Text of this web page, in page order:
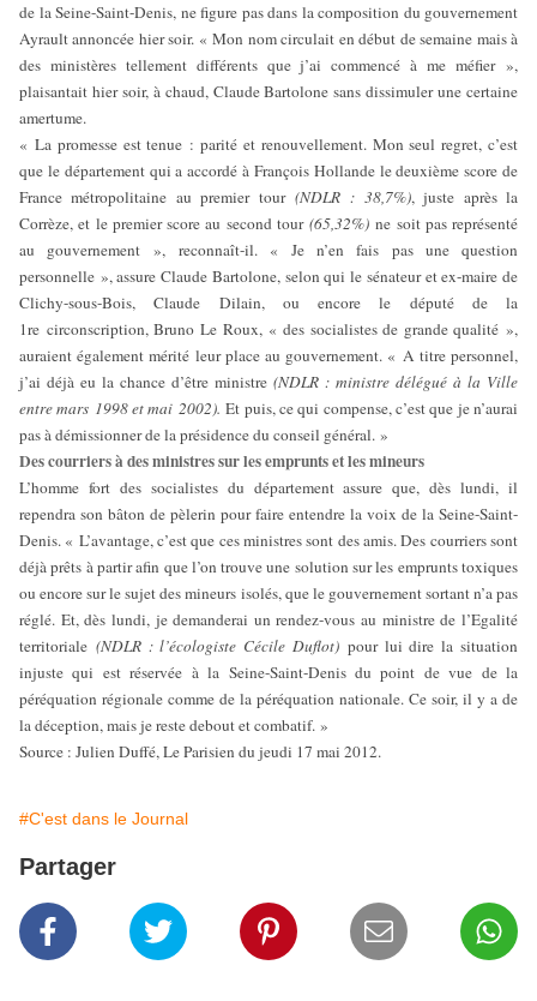
de la Seine-Saint-Denis, ne figure pas dans la composition du gouvernement
Ayrault annoncée hier soir. « Mon nom circulait en début de semaine mais à
des ministères tellement différents que j’ai commencé à me méfier »,
plaisantait hier soir, à chaud, Claude Bartolone sans dissimuler une certaine
amertume.
« La promesse est tenue : parité et renouvellement. Mon seul regret, c’est
que le département qui a accordé à François Hollande le deuxième score de
France métropolitaine au premier tour (NDLR : 38,7%), juste après la
Corrèze, et le premier score au second tour (65,32%) ne soit pas représenté
au gouvernement », reconnaît-il. « Je n’en fais pas une question
personnelle », assure Claude Bartolone, selon qui le sénateur et ex-maire de
Clichy-sous-Bois, Claude Dilain, ou encore le député de la
1re circonscription, Bruno Le Roux, « des socialistes de grande qualité »,
auraient également mérité leur place au gouvernement. « A titre personnel,
j’ai déjà eu la chance d’être ministre (NDLR : ministre délégué à la Ville
entre mars 1998 et mai 2002). Et puis, ce qui compense, c’est que je n’aurai
pas à démissionner de la présidence du conseil général. »
Des courriers à des ministres sur les emprunts et les mineurs
L’homme fort des socialistes du département assure que, dès lundi, il
rependra son bâton de pèlerin pour faire entendre la voix de la Seine-Saint-
Denis. « L’avantage, c’est que ces ministres sont des amis. Des courriers sont
déjà prêts à partir afin que l’on trouve une solution sur les emprunts toxiques
ou encore sur le sujet des mineurs isolés, que le gouvernement sortant n’a pas
réglé. Et, dès lundi, je demanderai un rendez-vous au ministre de l’Egalité
territoriale (NDLR : l’écologiste Cécile Duflot) pour lui dire la situation
injuste qui est réservée à la Seine-Saint-Denis du point de vue de la
péréquation régionale comme de la péréquation nationale. Ce soir, il y a de
la déception, mais je reste debout et combatif. »
Source : Julien Duffé, Le Parisien du jeudi 17 mai 2012.
#C'est dans le Journal
Partager